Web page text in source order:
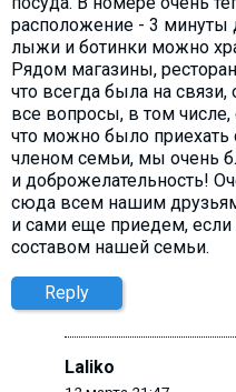
расположение - 3 минуты
лыжи и ботинки можно
Рядом магазины,
что всегда была на связи,
все вопросы, в том числе,
что можно было
членом семьи, мы очень
и доброжелательность!
сюда всем нашим
и сами еще приедем, если
составом нашей семьи.
Reply
Laliko